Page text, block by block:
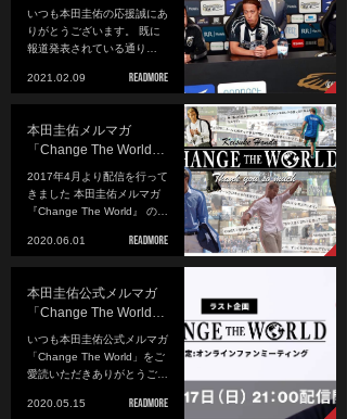
いつも本田圭佑の応援誠にあ
りがとうございます。 既に
報道発表されている通り…
2021.02.09
本田圭佑メルマガ
「Change The World…
2017年4月より配信を行って
きました 本田圭佑メルマガ
『Change The World』 の…
2020.06.01
本田圭佑公式メルマガ
「Change The World…
いつも本田圭佑公式メルマガ
「Change The World」をご
愛読いただきありがとうご…
2020.05.15